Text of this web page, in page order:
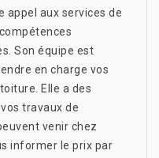
appel aux services de
Son équipe est
en charge vos
Elle a des
travaux de
venir chez
informer le prix par